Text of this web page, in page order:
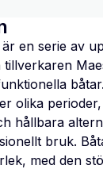
en serie av
olika
hållbara
bruk.
med den